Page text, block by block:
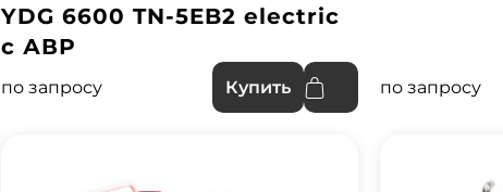
YDG 6600 TN-5EB2 electric
с АВР
по запросу Купить по запросу